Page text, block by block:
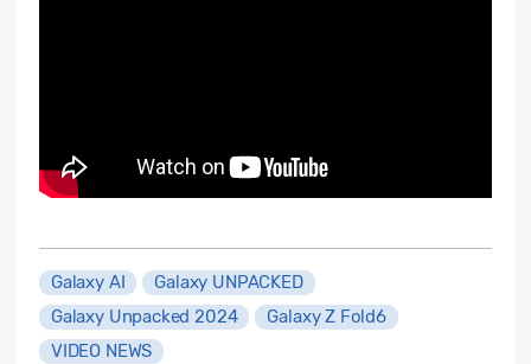
Galaxy AI
Galaxy UNPACKED
Galaxy Unpacked 2024
Galaxy Z Fold6
VIDEO NEWS